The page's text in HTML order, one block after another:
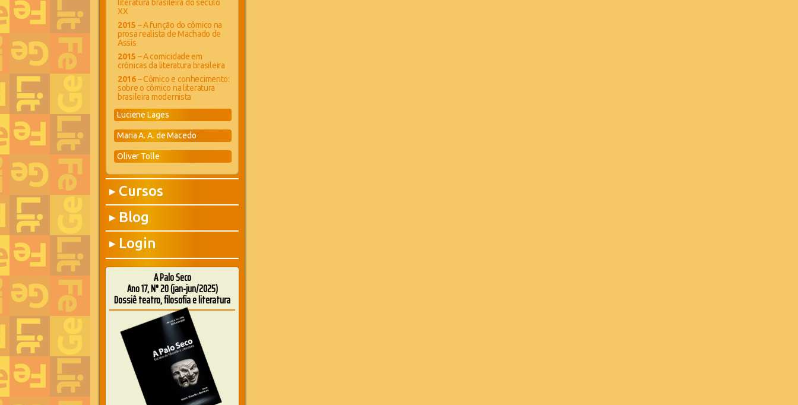
literatura brasileira do século
XX
2015 – A função do cômico na
prosa realista de Machado de
Assis
2015 – A comicidade em
crônicas da literatura brasileira
2016– Cômico e conhecimento:
sobre o cômico na literatura
brasileira modernista
Luciene Lages
Maria A. A. de Macedo
Oliver Tolle
▶ Cursos
▶ Blog
▶ Login
A Palo Seco
Ano 17, N° 20 (jan-jun/2025)
Dossiê teatro, filosofia e literatura